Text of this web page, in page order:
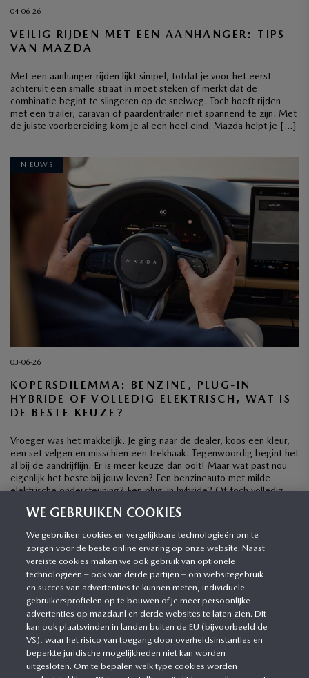
04-06-26
VEILIG RIJDEN MET EEN AANHANGER: TIPS
VAN MAZDA
Met een aanhanger rijden lijkt simpel, totdat je voor het eerst
achteruit een smalle straat in moet steken of merkt dat de
combinatie begint te slingeren op de snelweg. Toch hoeft rijden
met een trailer, caravan of paardentrailer niet spannend te zijn. Met
de juiste voorbereiding kom je al een heel eind. Mazda helpt je […]
NIEUWS
03-06-26
KOPERSDILEMMA: BENZINE, PLUG-IN
HYBRIDE OF VOLLEDIG ELEKTRISCH, WAT IS
DE BESTE KEUZE?
Vroeger was het makkelijk. Je ging naar de dealer, koos een kleur,
een set velgen en misschien een trekhaak. Tegenwoordig begint het
al bij de aandrijflijn. Er is meer keuze dan ooit! Maar wat past nou
eigenlijk het beste bij jouw leven? Een benzineauto met milde
elektrische ondersteuning? Een plug-in hybride? Of toch volledig
CATEGORIEËN
MEER INFORMATIE
MEER ERVAREN
WE GEBRUIKEN COOKIES
We gebruiken cookies en vergelijkbare technologieën om te
zorgen voor de beste online ervaring op onze website. Naast
vereiste cookies maken we ook gebruik van optionele
technologieën – ook van derde partijen – om websitegebruik
en succes van advertenties te kunnen meten, individuele
gebruikersprofielen op te bouwen of je meer persoonlijke
advertenties op mazda.nl en derde websites te laten zien. Dit
kan ook plaatsvinden in landen buiten de EU (bijvoorbeeld de
VS), waar het risico van toegang door overheidsinstanties en
beperkte juridische mogelijkheden niet kan worden
uitgesloten. Om te bepalen welk type cookies worden